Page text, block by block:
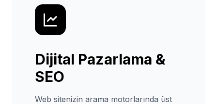
Dijital Pazarlama &
SEO
Web sitenizin arama motorlarında üst